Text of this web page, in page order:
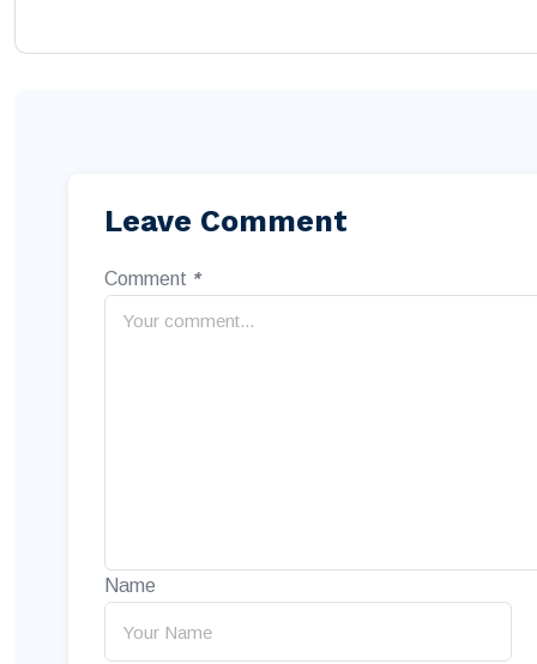
Leave Comment
Comment *
Name